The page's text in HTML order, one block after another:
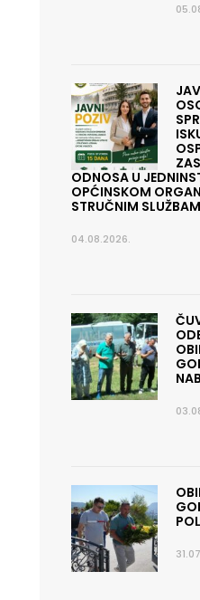
ODNOSA U
OPĆINSKOM
STRUČNIM
04.08.2026.